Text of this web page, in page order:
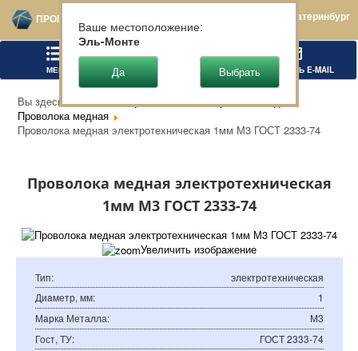
ПРОМТЕХСТАЛЬ Екатеринбург
МЕНЮ НАПИСАТЬ E-MAIL
Вы здесь: Главная Цветной металлопрокат
Медь
Проволока медная
Проволока медная электротехническая 1мм М3 ГОСТ 2333-74
Проволока медная электротехническая
1мм М3 ГОСТ 2333-74
Увеличить изображение
Тип:
электротехническая
Диаметр, мм:
1
Марка Металла:
М3
Гост, ТУ: ГОСТ 2333-74
Ваше местоположение:
Эль-Монте